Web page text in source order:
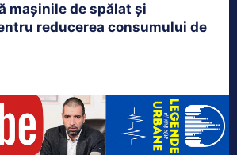
mașinile de spălat și
reducerea consumului de